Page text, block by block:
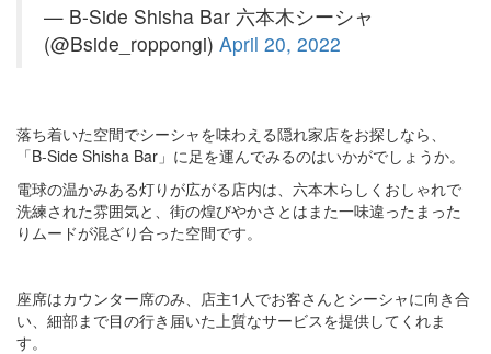
— B-Side Shisha Bar 六本木シーシャ
(@Bside_roppongi) April 20, 2022
落ち着いた空間でシーシャを味わえる隠れ家店をお探しなら、
「B-Side Shisha Bar」に足を運んでみるのはいかがでしょうか。
電球の温かみある灯りが広がる店内は、六本木らしくおしゃれで
洗練された雰囲気と、街の煌びやかさとはまた一味違ったまった
りムードが混ざり合った空間です。
座席はカウンター席のみ、店主1人でお客さんとシーシャに向き合
い、細部まで目の行き届いた上質なサービスを提供してくれま
す。